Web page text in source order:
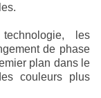
les
de phase
plan dans le
couleurs plus